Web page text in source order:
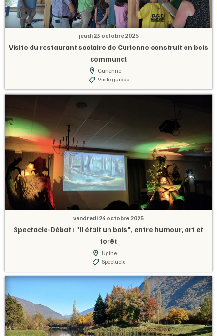
jeudi 23 octobre 2025
Visite du restaurant scolaire de Curienne construit en bois
communal
Curienne
Visite guidée
vendredi 24 octobre 2025
Spectacle-Débat : "Il était un bois", entre humour, art et
forêt
Ugine
Spectacle